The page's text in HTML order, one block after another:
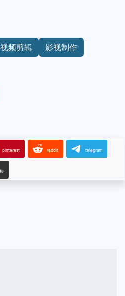
视频剪辑
影视制作
pinterest reddit telegram